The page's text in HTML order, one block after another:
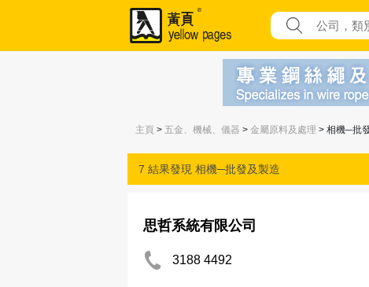
主頁 > 五金、機械、儀器 > 金屬原料及處理 > 相機─批
7 結果發現 相機─批發及製造
思哲系統有限公司
3188 4492